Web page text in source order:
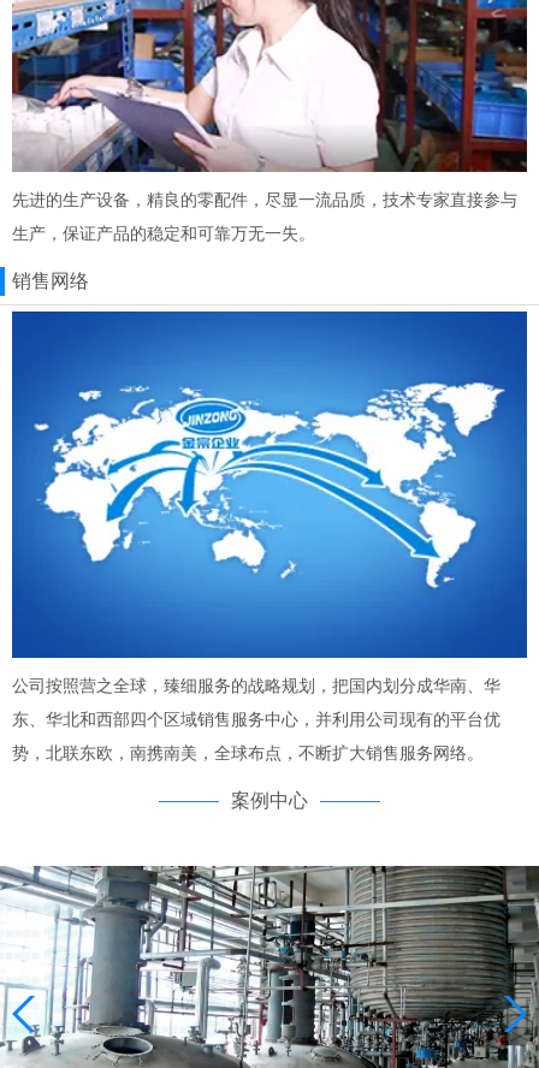
先进的生产设备，精良的零配件，尽显一流品质，技术专家直接参与
生产，保证产品的稳定和可靠万无一失。
销售网络
公司按照营之全球，臻细服务的战略规划，把国内划分成华南、华
东、华北和西部四个区域销售服务中心，并利用公司现有的平台优
势，北联东欧，南携南美，全球布点，不断扩大销售服务网络。
案例中心